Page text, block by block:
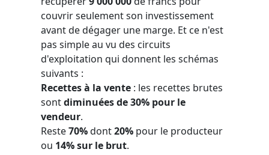
couvrir seulement son investissement
avant de dégager une marge. Et ce n'est
pas simple au vu des circuits
d'exploitation qui donnent les schémas
suivants :
Recettes à la vente : les recettes brutes
sontdiminuées de 30% pour le
vendeur.
Reste70%dont20% pour le producteur
ou 14% sur le brut.